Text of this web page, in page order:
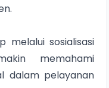
melalui sosialisasi
memahami
dalam pelayanan